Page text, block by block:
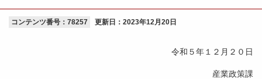
コンテンツ番号：78257 更新日： 2023年12月20日
令和５年１２月２０日
産業政策課